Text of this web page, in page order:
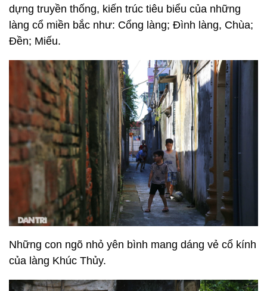
dựng truyền thống, kiến trúc tiêu biểu của những
làng cổ miền bắc như: Cổng làng; Đình làng, Chùa;
Đền; Miếu.
Những con ngõ nhỏ yên bình mang dáng vẻ cổ kính
của làng Khúc Thủy.